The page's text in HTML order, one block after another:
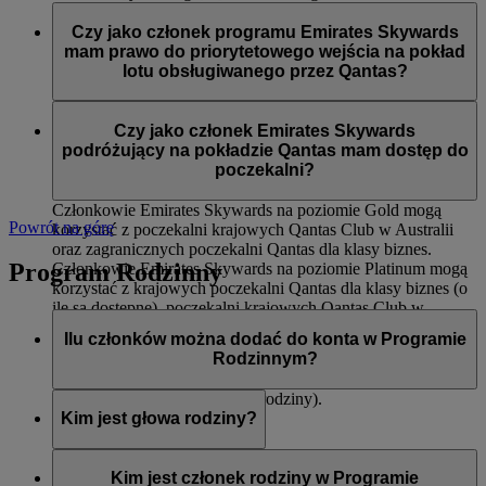
klasy biznes oraz krajowych poczekalni Qantas Club
Pierwszeństwa wejścia na pokład
Priorytetowego dostarczenia bagażu
lotów obsługiwanych przez Qantas mają dostęp do:
Odprawy dla klasy ekonomicznej Premium (o ile jest
12 kg dodatkowego limitu bagażu (na trasach, na
których obowiązuje zasada wagi)
Czy jako członek programu Emirates Skywards
mam prawo do priorytetowego wejścia na pokład
lotu obsługiwanego przez Qantas?
członkowie Emirates Skywards na poziomach Platinum i
Gold.
Czy jako członek Emirates Skywards
podróżujący na pokładzie Qantas mam dostęp do
poczekalni?
Członkowie Emirates Skywards na poziomie Gold mogą
korzystać z poczekalni krajowych Qantas Club w Australii
oraz zagranicznych poczekalni Qantas dla klasy biznes.
Członkowie Emirates Skywards na poziomie Platinum mogą
korzystać z krajowych poczekalni Qantas dla klasy biznes (o
ile są dostępne), poczekalni krajowych Qantas Club w
Australii oraz zagranicznych poczekalni Qantas dla klasy
biznes.
Powrót na górę
Program Rodzinny
Ilu członków można dodać do konta w Programie
Rodzinnym?
Ośmiu (włączając w to głowę rodziny).
Kim jest głowa rodziny?
w Programie Rodzinnym, dodawanie i usuwanie członków,
Kim jest członek rodziny w Programie